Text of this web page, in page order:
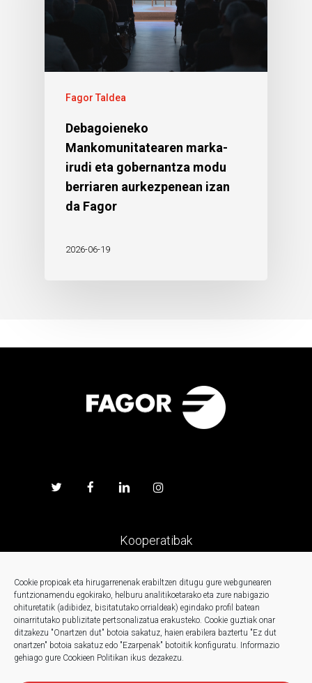
Cookie propioak eta hirugarrenenak erabiltzen ditugu gure webgunearen
funtzionamendu egokirako, helburu analitikoetarako eta zure nabigazio
ohituretatik (adibidez, bisitatutako orrialdeak) egindako profil batean
oinarritutako publizitate pertsonalizatua erakusteko. Cookie guztiak onar
ditzakezu "Onartzen dut" botoia sakatuz, haien erabilera baztertu "Ez dut
onartzen" botoia sakatuz edo "Ezarpenak" botoitik konfiguratu. Informazio
gehiago gure Cookieen Politikan ikus dezakezu.
Fagor Taldea
Debagoieneko
Mankomunitatearen marka-
irudi eta gobernantza modu
berriaren aurkezpenean izan
da Fagor
2026-06-19
Kooperatibak
Prentsa
Kontaktua
Berriak